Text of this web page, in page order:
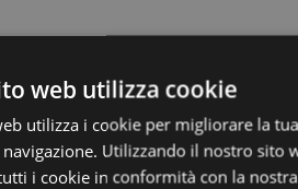
web utilizza cookie
utilizza i cookie per migliorare la tua
Utilizzando il nostro sito
i cookie in conformità con la nostra